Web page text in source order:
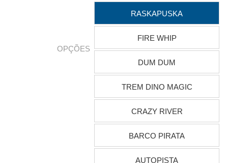
OPÇÕES
RASKAPUSKA
FIRE WHIP
DUM DUM
TREM DINO MAGIC
CRAZY RIVER
BARCO PIRATA
AUTOPISTA